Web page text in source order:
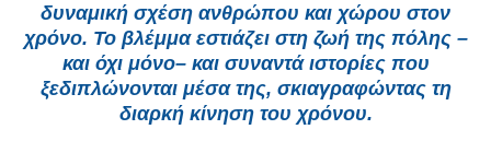
δυναμική σχέση ανθρώπου και χώρου στον
χρόνο. Το βλέμμα εστιάζει στη ζωή της πόλης –
και όχι μόνο– και συναντά ιστορίες που
ξεδιπλώνονται μέσα της, σκιαγραφώντας τη
διαρκή κίνηση του χρόνου.